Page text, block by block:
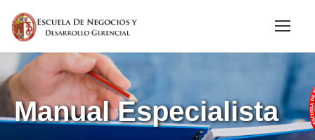
Manual Especialista